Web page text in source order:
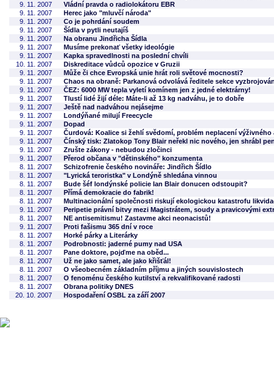
9. 11. 2007
Vládní pravda o radiolokátoru EBR
9. 11. 2007
Herec jako "mluvčí národa"
9. 11. 2007
Co je pohrdání soudem
9. 11. 2007
Šídla v pytli neutajíš
9. 11. 2007
Na obranu Jindřicha Šídla
9. 11. 2007
Musíme prekonať všetky ideológie
9. 11. 2007
Kapka spravedlnosti na poslední chvíli
10. 11. 2007
Diskreditace vůdců opozice v Gruzii
9. 11. 2007
Může či chce Evropská unie hrát roli světové mocnosti?
9. 11. 2007
Chaos na obraně: Parkanová odvolává ředitele sekce
9. 11. 2007
ČEZ: 6000 MW tepla vyletí komínem jen z jedné elektrárny!
9. 11. 2007
Tlustí lidé žijí déle: Máte-li až 13 kg nadváhu, je to dobře
9. 11. 2007
Ještě nad nadváhou nejásejme
9. 11. 2007
Londýňané milují Freecycle
9. 11. 2007
Dopad
9. 11. 2007
Čurdová: Koalice si žehlí svědomí, problém neplacení výživného
9. 11. 2007
Čínský tisk: Zlatokop Tony Blair neřekl nic nového, jen shrábl
9. 11. 2007
Zrušte zákony - nebudou zločinci
9. 11. 2007
Přerod občana v "dětinského" konzumenta
8. 11. 2007
Schizofrenie českého novináře: Jindřich Šídlo
8. 11. 2007
"Lyrická teroristka" v Londýně shledána vinnou
8. 11. 2007
Bude šéf londýnské policie Ian Blair donucen odstoupit?
8. 11. 2007
Přímá demokracie do fabrik!
8. 11. 2007
Multinacionální společnosti riskují ekologickou katastrofu
9. 11. 2007
Peripetie právní bitvy mezi Magistrátem, soudy a pravicovými
8. 11. 2007
NE antisemitismu! Zastavme akci neonacistů!
9. 11. 2007
Proti fašismu 365 dní v roce
8. 11. 2007
Horké párky a Literárky
8. 11. 2007
Podrobnosti: jaderné pumy nad USA
8. 11. 2007
Pane doktore, pojďme na oběd...
8. 11. 2007
Už ne jako samet, ale jako křišťál!
8. 11. 2007
O všeobecném základním příjmu a jiných souvislostech
8. 11. 2007
O fenoménu českého kutilství a rekvalifikované radosti
8. 11. 2007
Obrana politiky DNES
20. 10. 2007
Hospodaření OSBL za září 2007